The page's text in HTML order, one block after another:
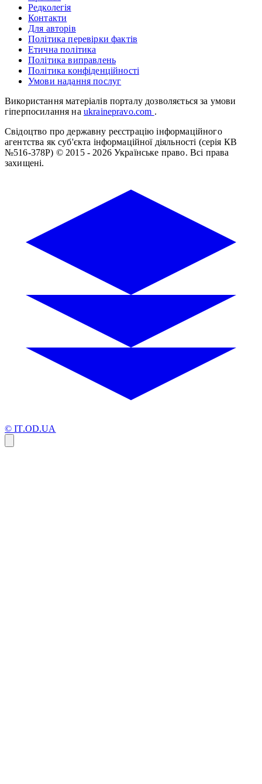
Редколегія
Контакти
Для авторів
Політика перевірки фактів
Етична політика
Політика виправлень
Політика конфіденційності
Умови надання послуг
Використання матеріалів порталу дозволяється за умови
гіперпосилання на ukrainepravo.com .
Свідоцтво про державну реєстрацію інформаційного
агентства як суб'єкта інформаційної діяльності (серія КВ
№516-378Р) © 2015 - 2026 Українське право. Всі права
захищені.
© IT.OD.UA